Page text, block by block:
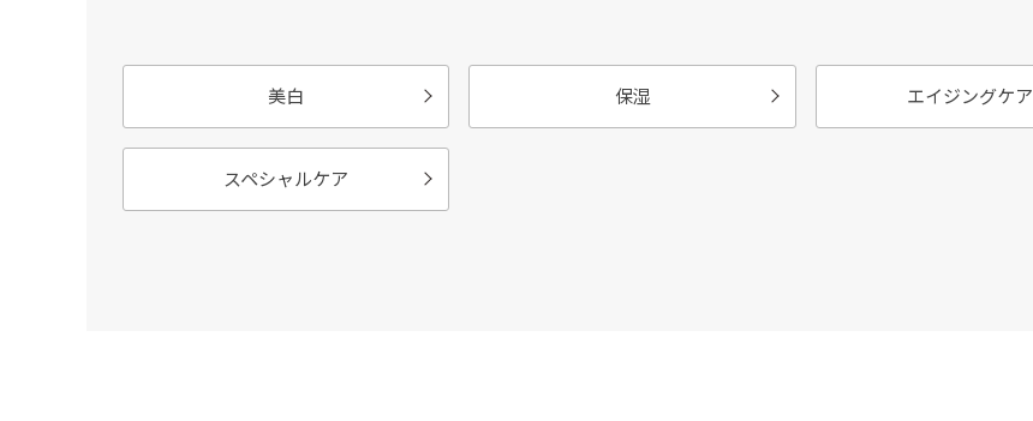
美白 保湿 エイジングケア
スペシャルケア